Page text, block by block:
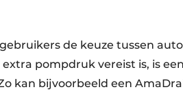
de keuze tussen
pompdruk vereist is, is
kan bijvoorbeeld een